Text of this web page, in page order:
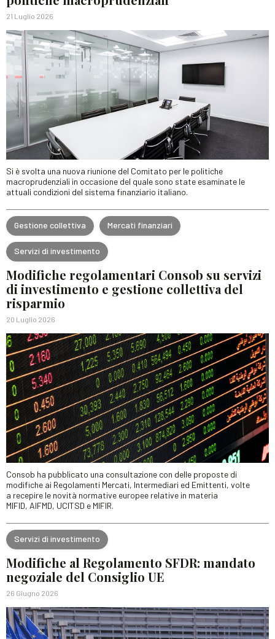
21 Luglio 2026
Si è svolta una nuova riunione del Comitato per le politiche
macroprudenziali in occasione del quale sono state esaminate le
attuali condizioni del sistema finanziario italiano.
Gestione collettiva Mercati finanziari
Servizi di investimento
Modifiche regolamentari Consob su servizi
di investimento e gestione collettiva del
risparmio
20 Luglio 2026
Consob ha pubblicato una consultazione con delle proposte di
modifiche ai Regolamenti Mercati, Intermediari ed Emittenti, volte
a recepire le novità normative europee relative in materia
MIFID, AIFMD, UCITSD e MIFIR.
Servizi di investimento
Modifiche al Regolamento SFDR: mandato
negoziale del Consiglio UE
26 Giugno 2026